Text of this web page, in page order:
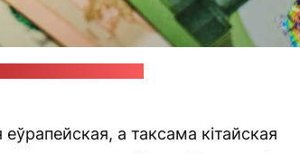
а таксама кітайская